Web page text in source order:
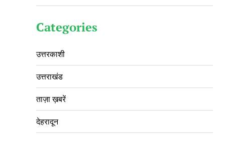
Categories
उत्तरकाशी
उत्तराखंड
ताज़ा ख़बरें
देहरादून